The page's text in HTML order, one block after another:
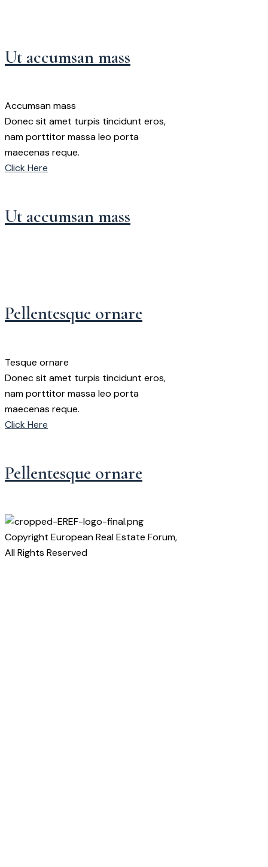
Ut accumsan mass
Accumsan mass
Donec sit amet turpis tincidunt eros,
nam porttitor massa leo porta
maecenas reque.
Click Here
Ut accumsan mass
Pellentesque ornare
Tesque ornare
Donec sit amet turpis tincidunt eros,
nam porttitor massa leo porta
maecenas reque.
Click Here
Pellentesque ornare
Copyright European Real Estate Forum,
All Rights Reserved